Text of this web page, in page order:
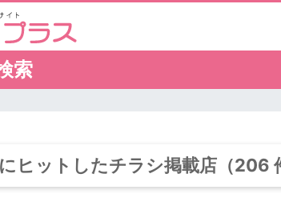
索
ヒットしたチラシ掲載店（206